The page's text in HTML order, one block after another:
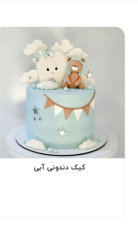
کیک دندونی آبی